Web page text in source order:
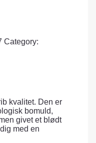
Category:
kvalitet. Den er
bomuld,
givet et blødt
med en